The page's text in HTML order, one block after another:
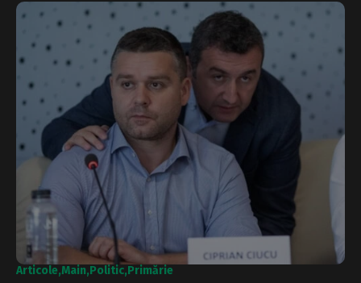
Articole Main Politic Primărie